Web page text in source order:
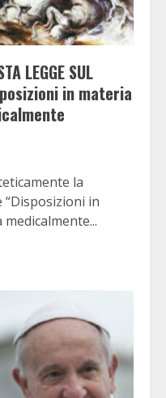
LEGGE SUL
in materia
la
in